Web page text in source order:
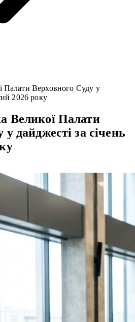
Палати Верховного Суду у
2026 року
Великої Палати
дайджесті за січень